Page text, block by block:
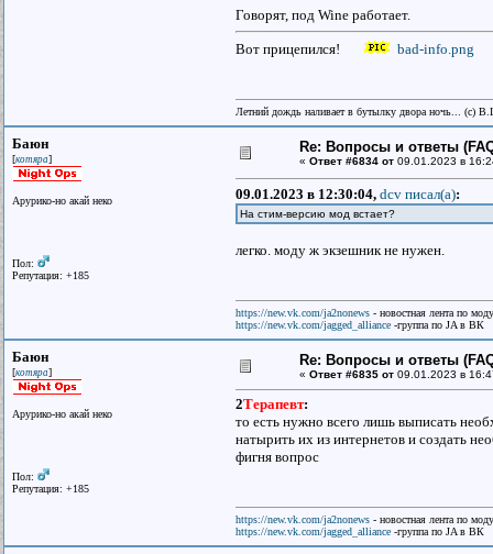
Говорят, под Wine работает.
Вот прицепился! bad-info.png
Летний дождь наливает в бутылку двора ночь... (с)
Баюн
[котяра]
Арурико-но акай неко
Пол:
Репутация: +185
Re: Вопросы и ответы
« Ответ #6834 от 09.01.2023 в
09.01.2023 в 12:30:04, dcv писал(a):
На стим-версию мод встает?
легко. моду ж экзешник не нужен.
https://new.vk.com/ja2nonews - новостная лента по
https://new.vk.com/jagged_alliance -группа по JA в ВК
Баюн
[котяра]
Арурико-но акай неко
Пол:
Репутация: +185
Re: Вопросы и ответы
« Ответ #6835 от 09.01.2023 в
2Терапевт:
то есть нужно всего лишь выписать
натырить их из интернетов и создать
фигня вопрос
https://new.vk.com/ja2nonews - новостная лента по
https://new.vk.com/jagged_alliance -группа по JA в ВК